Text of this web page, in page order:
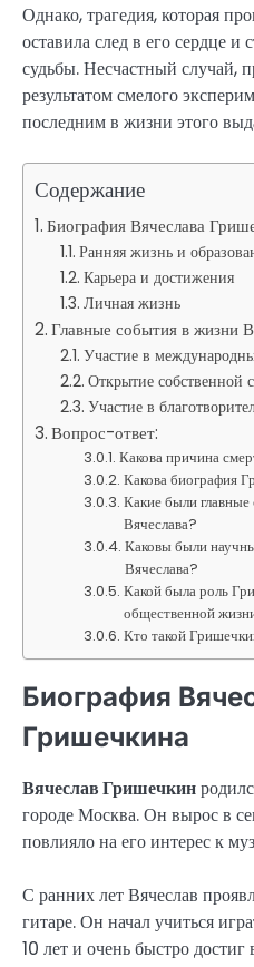
Однако, трагедия, которая
оставила след в его сердце и
судьбы. Несчастный случай,
результатом смелого
последним в жизни этого
Содержание
Биография Вячеслава
Ранняя жизнь и
Карьера и достижения
Личная жизнь
Главные события в жизни
Участие в
Открытие собственной
Участие в
Вопрос-ответ:
Какова причина
Какова биография
Какие были
Вячеслава?
Каковы были
Вячеслава?
Какой была роль
общественной
Кто такой
Биография
Гришечкина
Вячеслав Гришечкин
городе Москва. Он вырос в
повлияло на его интерес к
С ранних лет Вячеслав
гитаре. Он начал учиться
10 лет и очень быстро